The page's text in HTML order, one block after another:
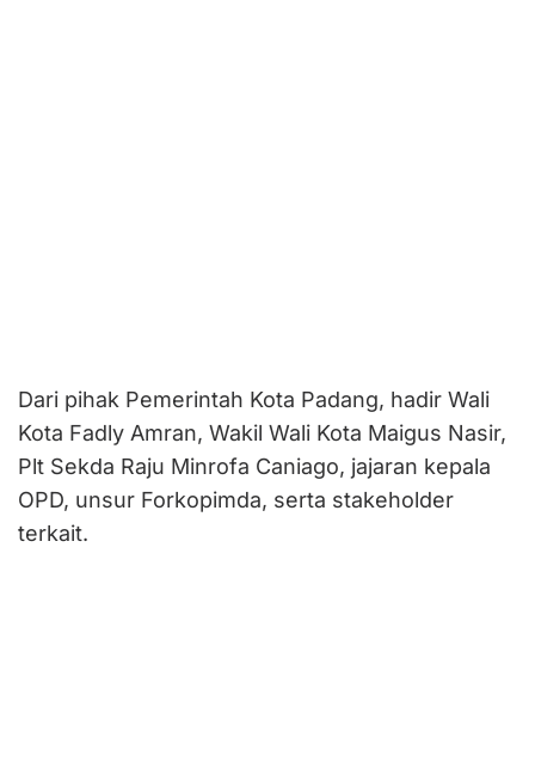
Dari pihak Pemerintah Kota Padang, hadir Wali
Kota Fadly Amran, Wakil Wali Kota Maigus Nasir,
Plt Sekda Raju Minrofa Caniago, jajaran kepala
OPD, unsur Forkopimda, serta stakeholder
terkait.